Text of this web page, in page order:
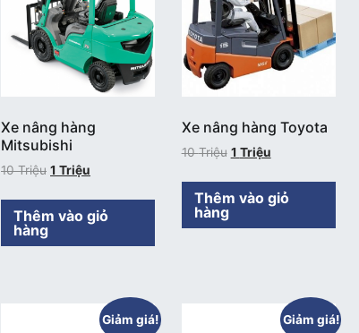
Xe nâng hàng
Mitsubishi
10Triệu 1 Triệu
Thêm vào giỏ
hàng
Xe nâng hàng Toyota
10Triệu 1 Triệu
Thêm vào giỏ
hàng
Giảm giá! Giảm giá!